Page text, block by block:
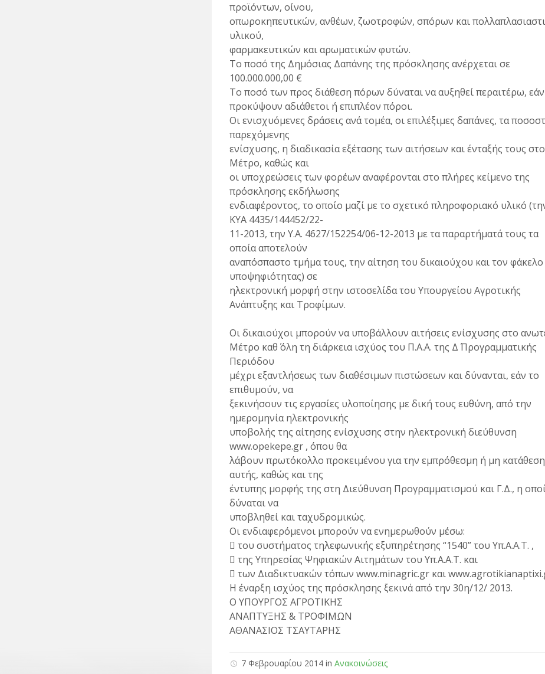
προϊόντων, οίνου,
οπωροκηπευτικών, ανθέων, ζωοτροφών, σπόρων και
υλικού,
φαρμακευτικών και αρωματικών φυτών.
Το ποσό της Δημόσιας Δαπάνης της πρόσκλησης ανέρχεται σε
100.000.000,00 €
Το ποσό των προς διάθεση πόρων δύναται να αυξηθεί περαιτέρω, εάν
προκύψουν αδιάθετοι ή επιπλέον πόροι.
Οι ενισχυόμενες δράσεις ανά τομέα, οι επιλέξιμες δαπάνες, τα
παρεχόμενης
ενίσχυσης, η διαδικασία εξέτασης των αιτήσεων και ένταξής τους στο
Μέτρο, καθώς και
οι υποχρεώσεις των φορέων αναφέρονται στο πλήρες κείμενο της
πρόσκλησης εκδήλωσης
ενδιαφέροντος, το οποίο μαζί με το σχετικό πληροφοριακό υλικό
ΚΥΑ 4435/144452/22-
11-2013, την Υ.Α. 4627/152254/06-12-2013 με τα παραρτήματά τους τα
οποία αποτελούν
αναπόσπαστο τμήμα τους, την αίτηση του δικαιούχου και τον φάκελο
υποψηφιότητας) σε
ηλεκτρονική μορφή στην ιστοσελίδα του Υπουργείου Αγροτικής
Ανάπτυξης και Τροφίμων.
Οι δικαιούχοι μπορούν να υποβάλλουν αιτήσεις ενίσχυσης στο
Μέτρο καθ΄ όλη τη διάρκεια ισχύος του Π.Α.Α. της Δ΄ Προγραμματικής
Περιόδου
μέχρι εξαντλήσεως των διαθέσιμων πιστώσεων και δύνανται, εάν το
επιθυμούν, να
ξεκινήσουν τις εργασίες υλοποίησης με δική τους ευθύνη, από την
ημερομηνία ηλεκτρονικής
υποβολής της αίτησης ενίσχυσης στην ηλεκτρονική διεύθυνση
www.opekepe.gr , όπου θα
λάβουν πρωτόκολλο προκειμένου για την εμπρόθεσμη ή μη κατάθεση
αυτής, καθώς και της
έντυπης μορφής της στη Διεύθυνση Προγραμματισμού και Γ.Δ., η
δύναται να
υποβληθεί και ταχυδρομικώς.
Οι ενδιαφερόμενοι μπορούν να ενημερωθούν μέσω:
 του συστήματος τηλεφωνικής εξυπηρέτησης “1540” του Υπ.Α.Α.Τ. ,
 της Υπηρεσίας Ψηφιακών Αιτημάτων του Υπ.Α.Α.Τ. και
 των Διαδικτυακών τόπων www.minagric.gr και
Η έναρξη ισχύος της πρόσκλησης ξεκινά από την 30η/12/ 2013.
Ο ΥΠΟΥΡΓΟΣ ΑΓΡΟΤΙΚΗΣ
ΑΝΑΠΤΥΞΗΣ & ΤΡΟΦΙΜΩΝ
ΑΘΑΝΑΣΙΟΣ ΤΣΑΥΤΑΡΗΣ
7 Φεβρουαρίου 2014 in Ανακοινώσεις